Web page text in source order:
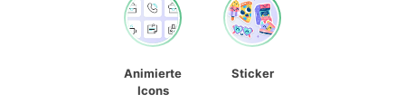
Animierte
Icons
Sticker